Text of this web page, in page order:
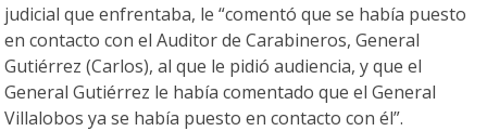
judicial que enfrentaba, le “comentó que se había puesto
en contacto con el Auditor de Carabineros, General
Gutiérrez (Carlos), al que le pidió audiencia, y que el
General Gutiérrez le había comentado que el General
Villalobos ya se había puesto en contacto con él”.